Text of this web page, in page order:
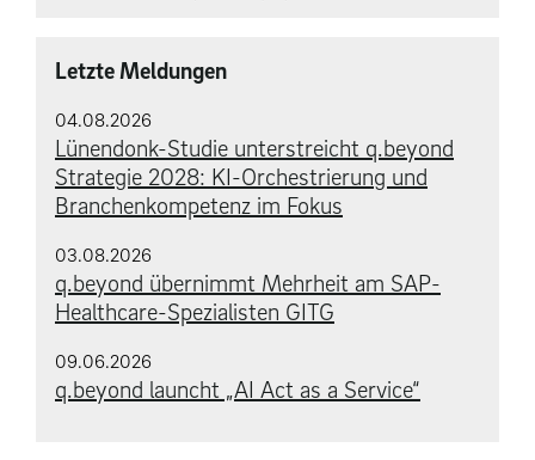
Letzte Meldungen
04.08.2026
Lünendonk-Studie unterstreicht q.beyond
Strategie 2028: KI-Orchestrierung und
Branchenkompetenz im Fokus
03.08.2026
q.beyond übernimmt Mehrheit am SAP-
Healthcare-Spezialisten GITG
09.06.2026
q.beyond launcht „AI Act as a Service“